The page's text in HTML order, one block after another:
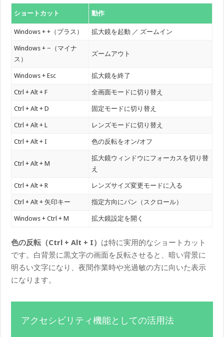
ショートカット 動作
Windows + +（プラス） 拡大鏡を起動 ／ ズームイン
Windows + −（マイナ
ス）
ズームアウト
Windows + Esc 拡大鏡を終了
Ctrl + Alt + F 全画面モードに切り替え
Ctrl + Alt + D 固定モードに切り替え
Ctrl + Alt + L レンズモードに切り替え
Ctrl + Alt + I 色の反転をオン/オフ
Ctrl + Alt + M
拡大鏡ウィンドウにフォーカスを切り替
え
Ctrl + Alt + R レンズサイズ変更モードに入る
Ctrl + Alt + 矢印キー 指定方向にパン（スクロール）
Windows + Ctrl + M 拡大鏡設定を開く
色の反転（Ctrl + Alt + I） は特に実用的なショートカット
です。白背景に黒文字の画面を反転させると、暗い背景に
明るい文字になり、夜間作業時や光過敏の方に向いた表示
になります。
アクセシビリティ機能としての活用法